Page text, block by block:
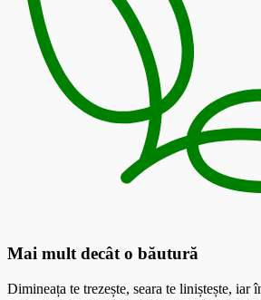
Mai mult decât o băutură
Dimineața te trezește, seara te liniștește, iar